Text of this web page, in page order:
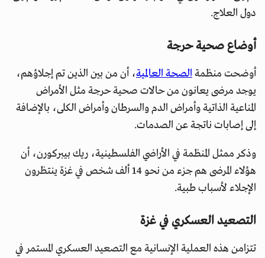
دول العلاج.
أوضاع صحية حرجة
أوضحت منظمةالصحة العالمية، أن من بين الذين تم إجلاؤهم،
يوجد مرضى يعانون من حالات صحية حرجة مثل الأمراض
المناعية الذاتية وأمراض الدم والسرطان وأمراض الكلى، بالإضافة
إلى إصابات ناتجة عن الصدمات.
وذكر ممثل المنظمة في الأراضي الفلسطينية، ريك بيبركورن، أن
هؤلاء المرضى هم جزء من نحو 14 ألف شخص في غزة ينتظرون
الإجلاء لأسباب طبية.
التصعيد العسكري في غزة
تتزامن هذه العملية الإنسانية مع التصعيد العسكري المستمر في